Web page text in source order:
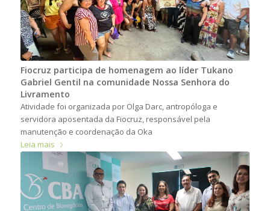
Fiocruz participa de homenagem ao líder Tukano
Gabriel Gentil na comunidade Nossa Senhora do
Livramento
Atividade foi organizada por Olga Darc, antropóloga e
servidora aposentada da Fiocruz, responsável pela
manutenção e coordenação da Oka
Leia mais